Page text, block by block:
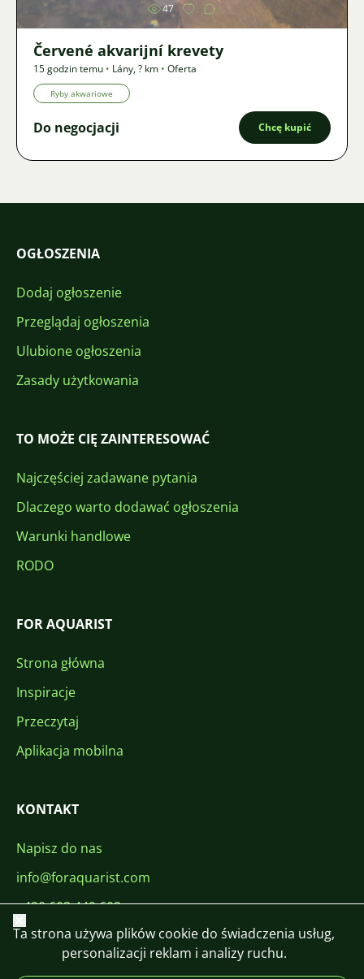
47
Červené akvarijní krevety
15 godzin temu • Lány,? km • Oferta
Ryby akwariowe
Do negocjacji Chcę kupić
OGŁOSZENIA
Dodaj ogłoszenie
Przeglądaj ogłoszenia
Ulubione ogłoszenia
Zasady użytkowania
TO MOŻE CIĘ ZAINTERESOWAĆ
Najczęściej zadawane pytania
Dlaczego warto dodawać ogłoszenia
Warunki handlowe
RODO
FOR AQUARIST
Strona główna
Inspiracje
Przeczytaj
Aplikacja mobilna
KONTAKT
Napisz do nas
info@foraquarist.com
+420 603 449 602
Zamknij
Ta strona używa plików cookie do świadczenia usług,
personalizacji reklam i analizy ruchu.